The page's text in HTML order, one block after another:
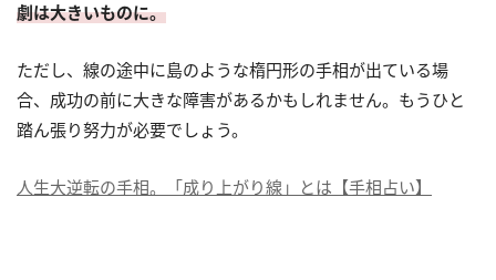
劇は大きいものに。
ただし、線の途中に島のような楕円形の手相が出ている場
合、成功の前に大きな障害があるかもしれません。もうひと
踏ん張り努力が必要でしょう。
人生大逆転の手相。「成り上がり線」とは【手相占い】